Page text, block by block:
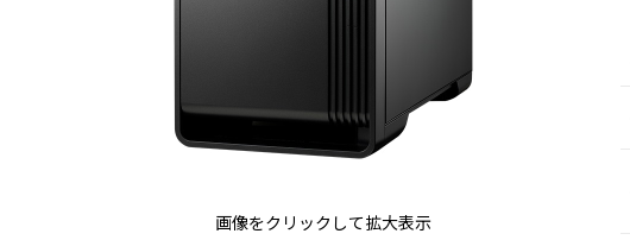
画像をクリックして拡大表示